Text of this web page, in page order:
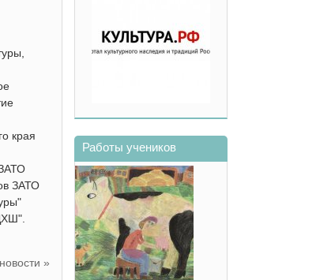
края
ЗАТО
»
Работы учеников